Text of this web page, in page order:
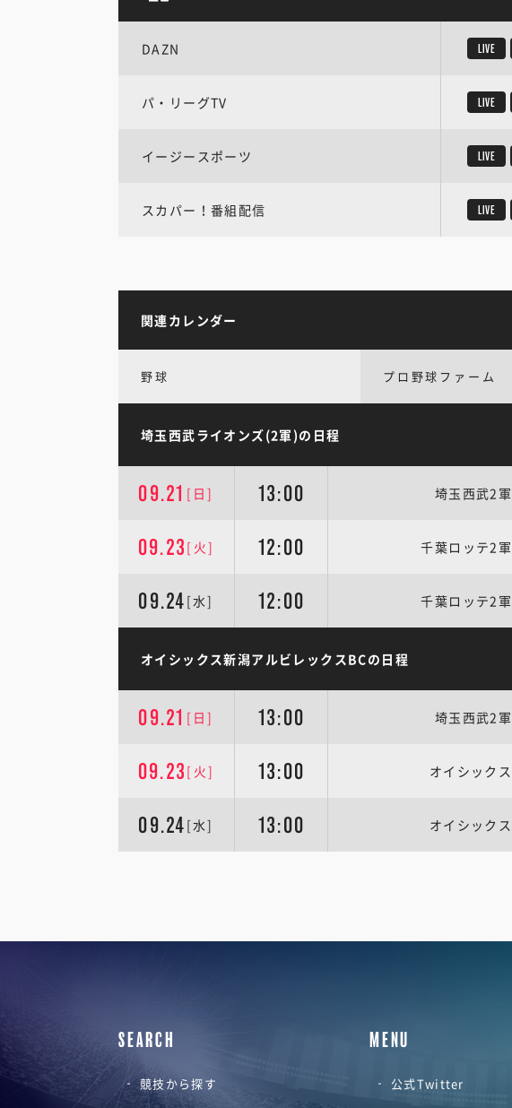
DAZN LIVE
パ・リーグTV LIVE
イージースポーツ LIVE
スカパー！番組配信 LIVE
関連カレンダー
野球 プロ野球ファーム
埼玉西武ライオンズ(2軍)の日程
09.21 [日] 13:00 埼玉西武2軍
09.23 [火] 12:00 千葉ロッテ2軍
09.24 [水] 12:00 千葉ロッテ2軍
オイシックス新潟アルビレックスBCの日程
09.21 [日] 13:00 埼玉西武2軍
09.23 [火] 13:00 オイシックス
09.24 [水] 13:00 オイシックス
SEARCH
競技から探す
MENU
公式Twitter